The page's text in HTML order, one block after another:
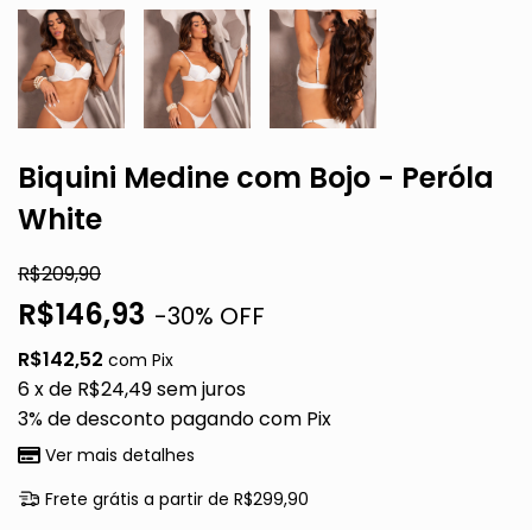
Biquini Medine com Bojo - Peróla
White
R$209,90
R$146,93 -30% OFF
R$142,52 com Pix
6x de R$24,49sem juros
3% de desconto pagando com Pix
Ver mais detalhes
Frete grátis a partir de R$299,90